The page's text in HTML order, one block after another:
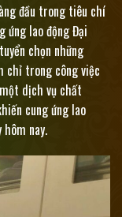
đầu trong tiêu chí
ứng lao động Đại
chọn những
chỉ trong công việc
dịch vụ chất
cung ứng lao
nay.